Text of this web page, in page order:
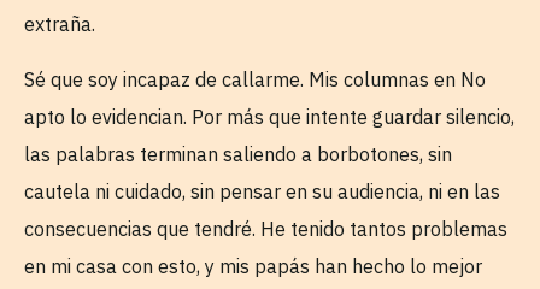
extraña.
Sé que soy incapaz de callarme. Mis columnas en No
apto lo evidencian. Por más que intente guardar silencio,
las palabras terminan saliendo a borbotones, sin
cautela ni cuidado, sin pensar en su audiencia, ni en las
consecuencias que tendré. He tenido tantos problemas
en mi casa con esto, y mis papás han hecho lo mejor